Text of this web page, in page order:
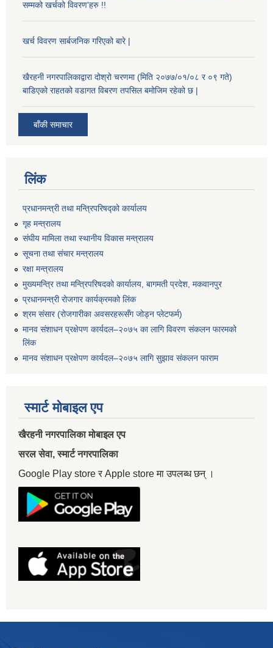
सम्मको खर्चको विवरण'हरु !!
खर्च विवरण सार्बजनिक गरिएको बारे |
खैरहनी नगरपालिकाद्वारा दोश्रो चरणमा (मिति २०७७/०१/०८ र ०९ गते)
बाडिएको राहतको वडागत विबरण तपसिल बमोजिम रहेको छ |
बाँकी समाचार
लिंक
प्रधानमन्त्री तथा मन्त्रिपरिषद्को कार्यालय
गृह मन्त्रालय
संघीय मामिला तथा स्थानीय विकास मन्त्रालय
सूचना तथा संचार मन्त्रालय
रक्षा मन्त्रालय
मुख्यमन्त्रि तथा मन्त्रिपरिषदको कार्यालय, बागमती प्रदेश, मकवानपुर
प्रधानमन्त्री रोजगार कार्यक्रमको लिंक
श्रम संसार (रोजगारीका अवसरहरूसँग जोड्न प्लेटफर्म)
मानव संशाधन प्रक्षेपण कार्यदल–२०७५ का लागि विवरण संकलन फारमको
लिंक
मानव संशाधन प्रक्षेपण कार्यदल–२०७५ लागि सुझाव संकलन फाराम
स्मार्ट मोबाइल एप
खैरहनी नगरपालिका मोबाइल एप
सरल सेवा, स्मार्ट नगरपालिका
Google Play store र Apple store मा उपलब्ध छन् ।